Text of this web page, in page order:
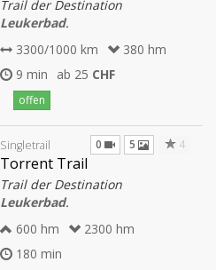
Trail der Destination
Leukerbad.
3300/1000 km
380 hm
9 min
ab 25 CHF
offen
Singletrail 0 5 4
Torrent Trail
Trail der Destination
Leukerbad.
600 hm
2300 hm
180 min